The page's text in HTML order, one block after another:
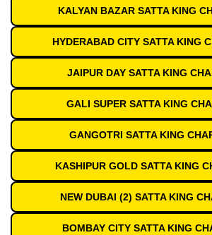
KALYAN BAZAR SATTA KING
HYDERABAD CITY SATTA KING
JAIPUR DAY SATTA KING
GALI SUPER SATTA KING
GANGOTRI SATTA KING
KASHIPUR GOLD SATTA KING
NEW DUBAI (2) SATTA KING
BOMBAY CITY SATTA KING